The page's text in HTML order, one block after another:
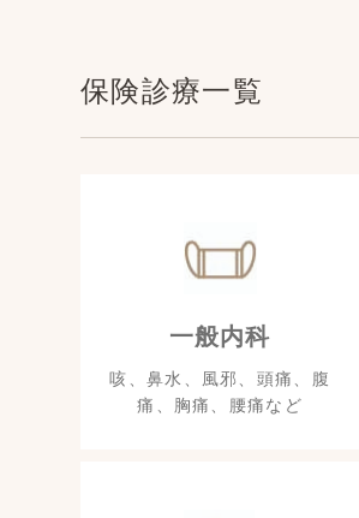
保険診療一覧
一般内科
咳、鼻水、風邪、頭痛、腹
痛、胸痛、腰痛など